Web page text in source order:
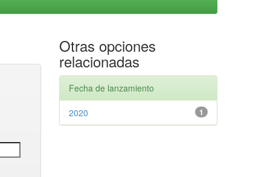
Otras opciones
relacionadas
Fecha de lanzamiento
1
2020